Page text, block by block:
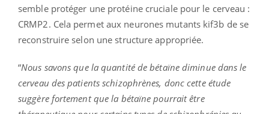
semble protéger une protéine cruciale pour le cerveau :
CRMP2. Cela permet aux neurones mutants kif3b de se
reconstruire selon une structure appropriée.
“Nous savons que la quantité de bétaïne diminue dans le
cerveau des patients schizophrènes, donc cette étude
suggère fortement que la bétaïne pourrait être